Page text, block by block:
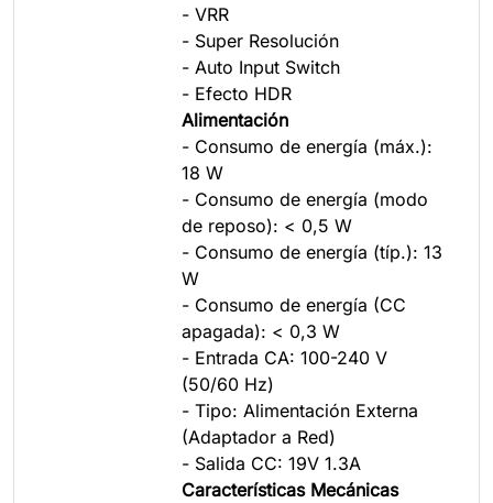
- VRR
- Super Resolución
- Auto Input Switch
- Efecto HDR
Alimentación
- Consumo de energía (máx.):
18 W
- Consumo de energía (modo
de reposo): < 0,5 W
- Consumo de energía (típ.): 13
W
- Consumo de energía (CC
apagada): < 0,3 W
- Entrada CA: 100-240 V
(50/60 Hz)
- Tipo: Alimentación Externa
(Adaptador a Red)
- Salida CC: 19V 1.3A
Características Mecánicas